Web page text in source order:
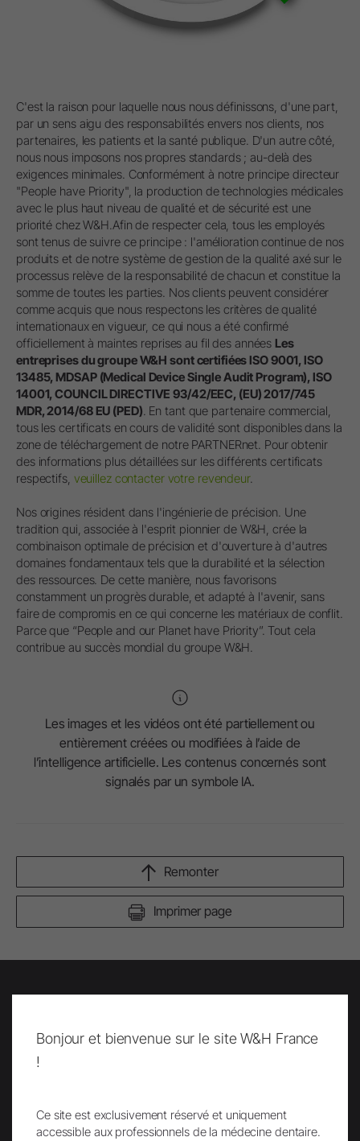
C'est la raison pour laquelle nous nous définissons, d'une part,
par un sens aigu des responsabilités envers nos clients, nos
partenaires, les patients et la santé publique. D'un autre côté,
nous nous imposons nos propres standards ; au-delà des
exigences minimales. Conformément à notre principe directeur
"People have Priority", la production de technologies médicales
avec le plus haut niveau de qualité et de sécurité est une
priorité chez W&H.Afin de respecter cela, tous les employés
sont tenus de suivre ce principe : l'amélioration continue de nos
produits et de notre système de gestion de la qualité axé sur le
processus relève de la responsabilité de chacun et constitue la
somme de toutes les parties. Nos clients peuvent considérer
comme acquis que nous respectons les critères de qualité
internationaux en vigueur, ce qui nous a été confirmé
officiellement à maintes reprises au fil des annéesLes
entreprises du groupe W&H sont certifiées ISO 9001, ISO
13485, MDSAP (Medical Device Single Audit Program), ISO
14001, COUNCIL DIRECTIVE 93/42/EEC, (EU) 2017/745
MDR, 2014/68 EU (PED). En tant que partenaire commercial,
tous les certificats en cours de validité sont disponibles dans la
zone de téléchargement de notre PARTNERnet. Pour obtenir
des informations plus détaillées sur les différents certificats
respectifs, veuillez contacter votre revendeur.
Nos origines résident dans l'ingénierie de précision. Une
tradition qui, associée à l'esprit pionnier de W&H, crée la
combinaison optimale de précision et d'ouverture à d'autres
domaines fondamentaux tels que la durabilité et la sélection
des ressources. De cette manière, nous favorisons
constamment un progrès durable, et adapté à l'avenir, sans
faire de compromis en ce qui concerne les matériaux de conflit.
Parce que “People and our Planet have Priority”. Tout cela
contribue au succès mondial du groupe W&H.
Les images et les vidéos ont été partiellement ou
entièrement créées ou modifiées à l’aide de
l’intelligence artificielle. Les contenus concernés sont
signalés par un symbole IA.
Imprimer page
Remonter
Lettre d'info
Bonjour et bienvenue sur le site W&H France
!
Ce site est exclusivement réservé et uniquement
accessible aux professionnels de la médecine dentaire.